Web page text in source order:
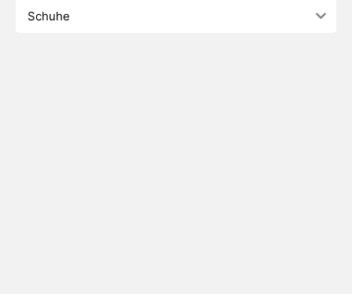
Schuhe